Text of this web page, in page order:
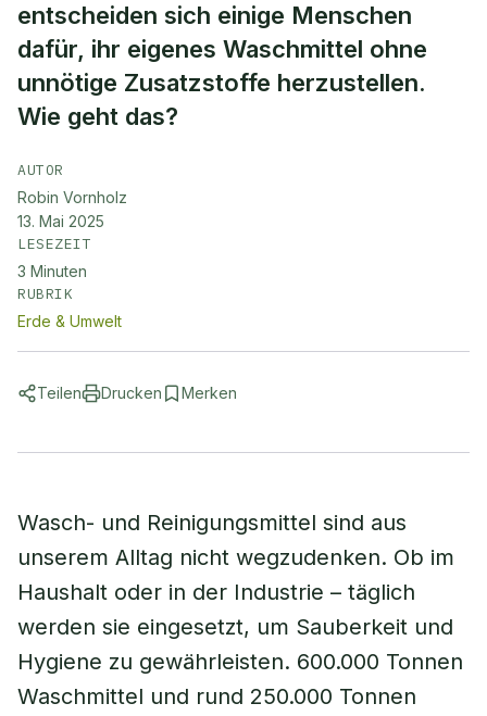
entscheiden sich einige Menschen
dafür, ihr eigenes Waschmittel ohne
unnötige Zusatzstoffe herzustellen.
Wie geht das?
AUTOR
Robin Vornholz
13. Mai 2025
LESEZEIT
3 Minuten
RUBRIK
Erde & Umwelt
Teilen Drucken Merken
Wasch- und Reinigungsmittel sind aus
unserem Alltag nicht wegzudenken. Ob im
Haushalt oder in der Industrie – täglich
werden sie eingesetzt, um Sauberkeit und
Hygiene zu gewährleisten. 600.000 Tonnen
Waschmittel und rund 250.000 Tonnen